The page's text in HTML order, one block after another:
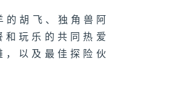
的胡飞、独角兽阿
玩乐的共同热爱
以及最佳探险伙